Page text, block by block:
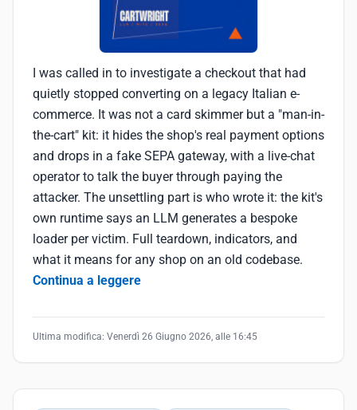
I was called in to investigate a checkout that had
quietly stopped converting on a legacy Italian e-
commerce. It was not a card skimmer but a "man-in-
the-cart" kit: it hides the shop's real payment options
and drops in a fake SEPA gateway, with a live-chat
operator to talk the buyer through paying the
attacker. The unsettling part is who wrote it: the kit's
own runtime says an LLM generates a bespoke
loader per victim. Full teardown, indicators, and
what it means for any shop on an old codebase.
Continua a leggere
Ultima modifica: Venerdì 26 Giugno 2026, alle 16:45